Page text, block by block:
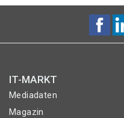
IT-MARKT
Mediadaten
Magazin